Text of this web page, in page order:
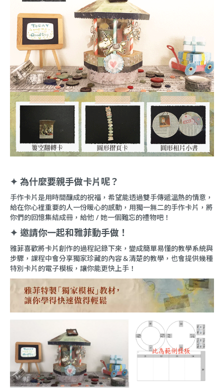
✦ 為什麼要親手做卡片呢？
手作卡片是用時間釀成的祝福，希望能透過雙手傳遞溫熱的情意，
給在你心裡重要的人一份暖心的感動，用獨一無二的手作卡片，將
你們的回憶集結成冊，給他 / 她一個難忘的禮物吧！
✦ 邀請你一起和雅菲動手做！
雅菲喜歡將卡片創作的過程記錄下來，變成簡單易懂的教學系統與
步驟，課程中會分享獨家珍藏的內容＆清楚的教學，也會提供幾種
特別卡片的電子模板，讓你能更快上手！